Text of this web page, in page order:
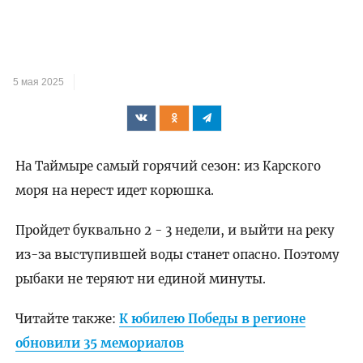
5 мая 2025
На Таймыре самый горячий сезон: из Карского
моря на нерест идет корюшка.
Пройдет буквально 2 - 3 недели, и выйти на реку
из-за выступившей воды станет опасно. Поэтому
рыбаки не теряют ни единой минуты.
Читайте также: К юбилею Победы в регионе
обновили 35 мемориалов